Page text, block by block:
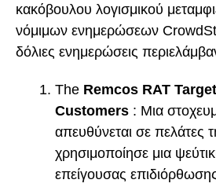
κακόβουλου λογισμικού
νόμιμων ενημερώσεων
δόλιες ενημερώσεις
The Remcos RAT
Customers : Μια
απευθύνεται σε πελάτες
χρησιμοποίησε μια
επείγουσας